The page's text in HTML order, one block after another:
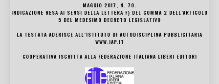
MAGGIO 2017, N. 70.
INDICAZIONE RESA AI SENSI DELLA LETTERA F) DEL COMMA 2 DELL’ARTICOLO
5 DEL MEDESIMO DECRETO LEGISLATIVO
LA TESTATA ADERISCE ALL’ISTITUTO DI AUTODISCIPLINA PUBBLICITARIA
WWW.IAP.IT
COOPERATIVA ISCRITTA ALLA FEDERAZIONE ITALIANA LIBERI EDITORI